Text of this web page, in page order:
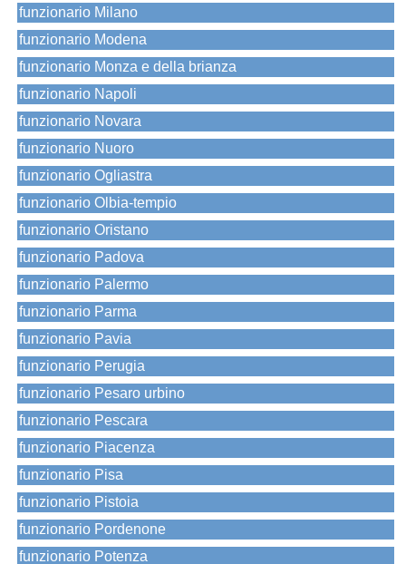
funzionario Milano
funzionario Modena
funzionario Monza e della brianza
funzionario Napoli
funzionario Novara
funzionario Nuoro
funzionario Ogliastra
funzionario Olbia-tempio
funzionario Oristano
funzionario Padova
funzionario Palermo
funzionario Parma
funzionario Pavia
funzionario Perugia
funzionario Pesaro urbino
funzionario Pescara
funzionario Piacenza
funzionario Pisa
funzionario Pistoia
funzionario Pordenone
funzionario Potenza